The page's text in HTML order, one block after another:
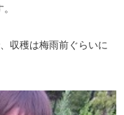
収穫は梅雨前ぐらいに